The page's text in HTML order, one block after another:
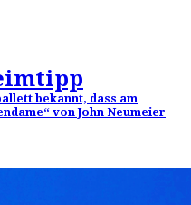
bekannt, dass am
von John Neumeier